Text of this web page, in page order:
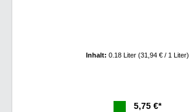
Inhalt: 0.18 Liter (31,94 € / 1 Liter)
5,75 €*